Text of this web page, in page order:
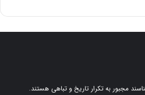
مجبور به تکرار تاریخ و تباهی هستند.